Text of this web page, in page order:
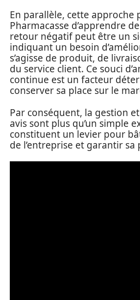
En parallèle, cette approche
Pharmacasse d’apprendre
retour négatif peut être un
indiquant un besoin
s’agisse de produit, de
du service client. Ce souci
continue est un facteur
conserver sa place sur le
Par conséquent, la gestion et
avis sont plus qu’un simple
constituent un levier pour
de l’entreprise et garantir sa